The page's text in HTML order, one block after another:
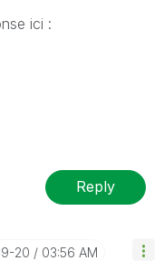
ici :
Reply
20 03:56 AM